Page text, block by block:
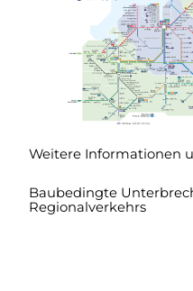
Weitere Informationen
Baubedingte
Regionalverkehrs